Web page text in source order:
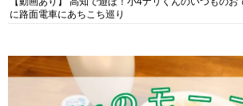
に路面電車にあちこち巡り